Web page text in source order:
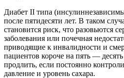
Диабет II типа
после пятидесяти лет. В таком
становится риск, что разовьются
заболевания или почечная
приводящие к инвалидности и
пациентов короче на пять —
продлить, если постоянно
давление и уровень сахара.